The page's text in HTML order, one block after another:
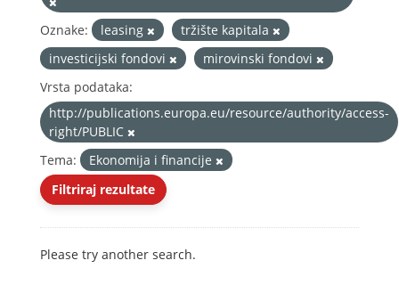
Oznake: leasing
tržište kapitala
investicijski fondovi
mirovinski fondovi
Vrsta podataka:
http://publications.europa.eu/resource/authority/access-
right/PUBLIC
Tema:
Ekonomija i financije
Filtriraj rezultate
Please try another search.